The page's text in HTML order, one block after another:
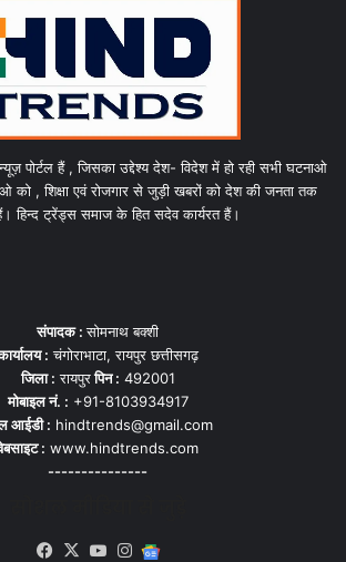
पोर्टल हैं , जिसका उद्देश्य देश- विदेश में हो रही सभी घटनाओ
को , शिक्षा एवं रोजगार से जुड़ी खबरों को देश की जनता तक
हिन्द ट्रेंड्स समाज के हित सदेव कार्यरत हैं।
संपादक :सोमनाथ बक्शी
: चंगोराभाटा, रायपुर छत्तीसगढ़
जिला : रायपुरपिन : 492001
मोबाइल नं. : +91-8103934917
आईडी : hindtrends@gmail.com
: www.hindtrends.com
---------------
Facebook
X YouTubeInstagram